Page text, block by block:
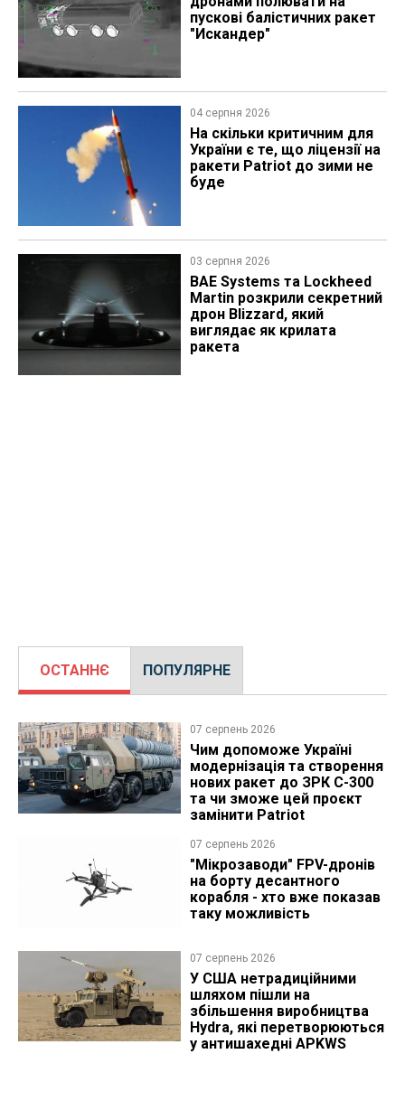
пускові балістичних ракет
"Искандер"
04 серпня 2026
На скільки критичним для
України є те, що ліцензії на
ракети Patriot до зими не
буде
03 серпня 2026
BAE Systems та Lockheed
Martin розкрили секретний
дрон Blizzard, який
виглядає як крилата
ракета
ОСТАННЄ ПОПУЛЯРНЕ
07 серпень 2026
Чим допоможе Україні
модернізація та створення
нових ракет до ЗРК С-300
та чи зможе цей проєкт
замінити Patriot
07 серпень 2026
"Мікрозаводи" FPV-дронів
на борту десантного
корабля - хто вже показав
таку можливість
07 серпень 2026
У США нетрадиційними
шляхом пішли на
збільшення виробництва
Hydra, які перетворюються
у антишахедні APKWS